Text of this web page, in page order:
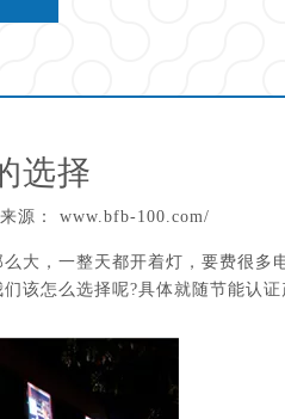
选择
源： www.bfb-100.com/
大，一整天都开着灯，要费很多
该怎么选择呢?具体就随节能认证